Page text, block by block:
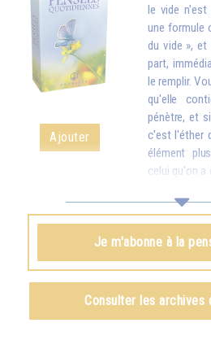
Ajouter
le vide n'est
une formule
du vide », et
part,
le remplir.
qu'elle
pénètre, et
c'est l'éther
élément
celui qu'on a
les créatures, quelque chose d'en haut
remplir.
Voir le livreCréation artistique et
Je m'abonne à la
Consulter les archives